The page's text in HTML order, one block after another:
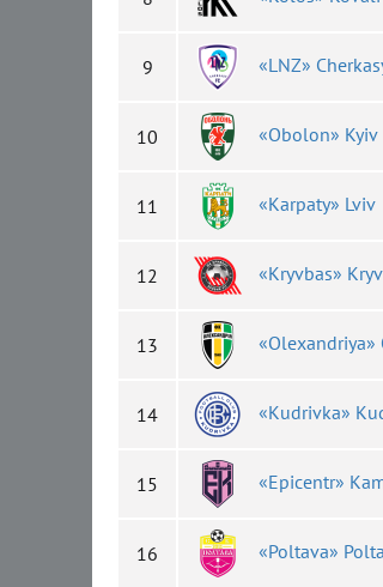
9 «LNZ»
10 «Obolon» Kyiv
11 «Karpaty» Lviv
12 «Kryvbas»
13 «Olexandriya»
14 «Kudrivka»
15 «Epicentr»
16 «Poltava»